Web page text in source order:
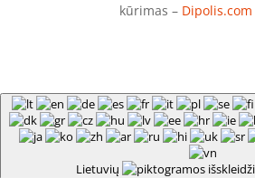
kūrimas – Dipolis.com
Lietuvių